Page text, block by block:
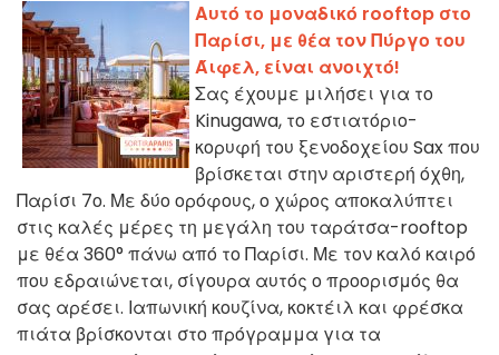
Αυτό το μοναδικό rooftop στο
Παρίσι, με θέα τον Πύργο του
Άιφελ, είναι ανοιχτό!
Σας έχουμε μιλήσει για το
Kinugawa, το εστιατόριο-
κορυφή του ξενοδοχείου Sax που
βρίσκεται στην αριστερή όχθη,
Παρίσι 7ο. Με δύο ορόφους, ο χώρος αποκαλύπτει
στις καλές μέρες τη μεγάλη του ταράτσα-rooftop
με θέα 360° πάνω από το Παρίσι. Με τον καλό καιρό
που εδραιώνεται, σίγουρα αυτός ο προορισμός θα
σας αρέσει. Ιαπωνική κουζίνα, κοκτέιλ και φρέσκα
πιάτα βρίσκονται στο πρόγραμμα για τα